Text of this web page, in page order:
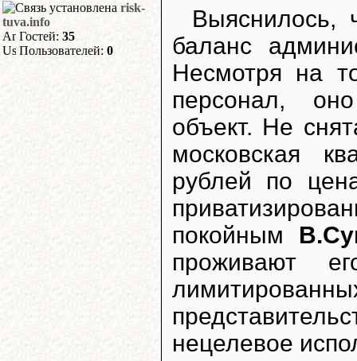
risk-
tuva.info
Гостей: 35
Пользователей: 0
Выяснилось,
баланс
Несмотря на
персонал,
объект. Не
московская
рублей по
покойным
проживают
нецелевое